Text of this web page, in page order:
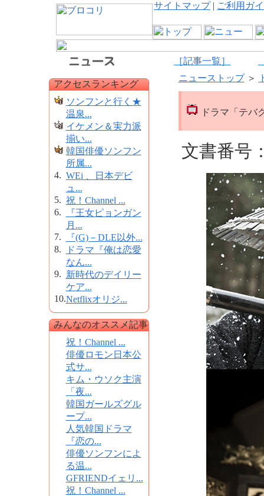
サイトマップ| ご利用ガ
［記事一覧］
アクセスランキング
ソンフンと行く★
温泉...
イケメン＆実力派
揃い...
韓国俳優ソンフン
所属...
4. WEi 、日本デビ
ュ...
5. 祝！Channel ...
6.
『王女ピョンガン
月...
7.
『(G)－DLE以外...
8.
ドラマ『俺は恋愛
なん...
9. 新時代のデイリー
ケア...
10.Netflixオリジ...
みんなのオススメ記事
祝！Channel ...
俳優ロモン日本公
式サ...
キム・ウソク主演
「夜...
韓国ガールズグル
ープ...
人気韓国ドラマ
『恋の...
俳優ソンフンによ
る温...
GFRIENDイェリ...
祝！Channel ...
ニューストップ＞
ドラマ「テバ
文書番号